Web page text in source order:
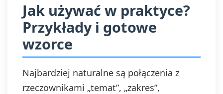
Jak używać w praktyce?
Przykłady i gotowe
wzorce
Najbardziej naturalne są połączenia z
rzeczownikami „temat”, „zakres”,